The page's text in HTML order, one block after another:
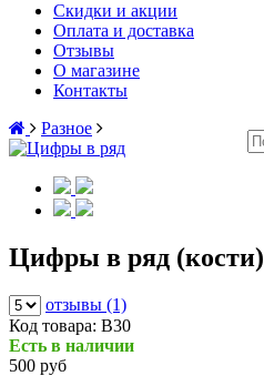
Скидки и акции
Оплата и доставка
Отзывы
О магазине
Контакты
Разное
Цифры в ряд (кости)
отзывы (1)
Код товара: В30
Есть в наличии
500 руб